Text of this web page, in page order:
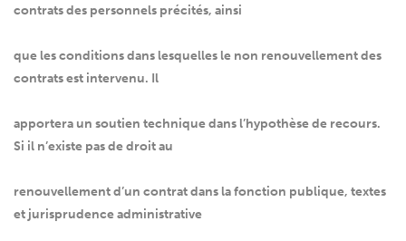
contrats des personnels précités, ainsi
que les conditions dans lesquelles le non renouvellement des
contrats est intervenu. Il
apportera un soutien technique dans l’hypothèse de recours.
Si il n’existe pas de droit au
renouvellement d’un contrat dans la fonction publique, textes
et jurisprudence administrative